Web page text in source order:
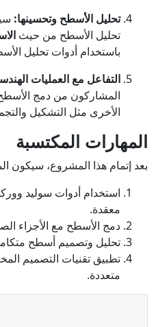
تحليل الأسطح وتحسينها:
تحليل الأسطح من حيث
باستخدام أدوات تحليل
التفاعل مع العمليات
المشاركون من دمج
الأخرى مثل التشكيل
المهارات المكتسبة
بعد إتمام هذا المشروع، سيكون
استخدام أدوات سوليد
معقدة.
دمج الأسطح مع الأجزاء
تحليل وتصميم أسطح
تطبيق تقنيات التصميم
متعددة.